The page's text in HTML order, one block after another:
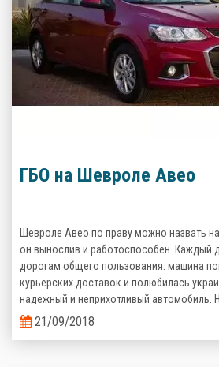
ГБО на Шевроле Авео
Шевроле Авео по праву можно назвать
он вынослив и работоспособен. Каждый
дорогам общего пользования: машина
курьерских доставок и полюбилась
надежный и неприхотливый автомобиль.
его эксплуатацию еще более выгодной?
газобаллонного оборудования, которое
21/09/2018